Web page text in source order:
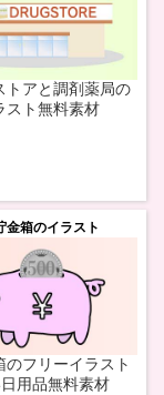
トアと調剤薬局の
スト無料素材
金箱のイラスト
のフリーイラスト
用品無料素材